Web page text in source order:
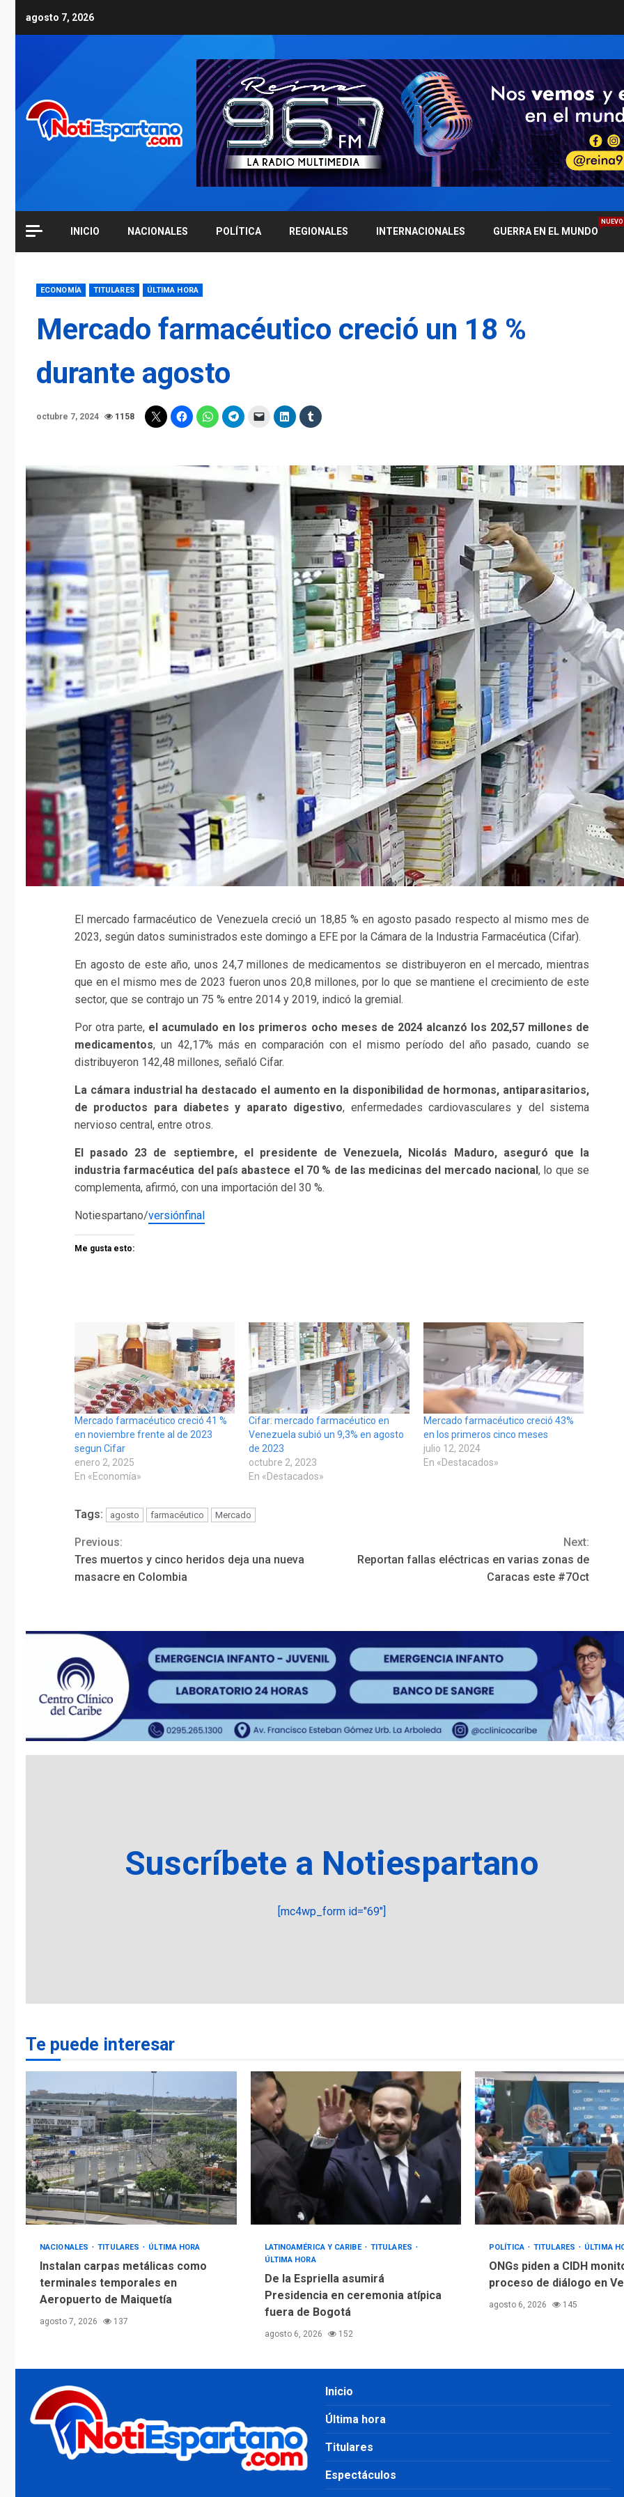
agosto 7, 2026
INICIO NACIONALES POLÍTICA REGIONALES INTERNACIONALES GUERRA EN EL MUNDO
NUEVO
ECONOMÍA TITULARES ÚLTIMA HORA
Mercado farmacéutico creció un 18 %
durante agosto
octubre 7, 2024 1158
El mercado farmacéutico de Venezuela creció un 18,85 % en agosto pasado respecto al mismo mes de
2023, según datos suministrados este domingo a EFE por la Cámara de la Industria Farmacéutica (Cifar).
En agosto de este año, unos 24,7 millones de medicamentos se distribuyeron en el mercado, mientras
que en el mismo mes de 2023 fueron unos 20,8 millones, por lo que se mantiene el crecimiento de este
sector, que se contrajo un 75 % entre 2014 y 2019, indicó la gremial.
Por otra parte, el acumulado en los primeros ocho meses de 2024 alcanzó los 202,57 millones de
medicamentos, un 42,17% más en comparación con el mismo período del año pasado, cuando se
distribuyeron 142,48 millones, señaló Cifar.
La cámara industrial ha destacado el aumento en la disponibilidad de hormonas, antiparasitarios,
de productos para diabetes y aparato digestivo, enfermedades cardiovasculares y del sistema
nervioso central, entre otros.
El pasado 23 de septiembre, el presidente de Venezuela, Nicolás Maduro, aseguró que la
industria farmacéutica del país abastece el 70 % de las medicinas del mercado nacional, lo que se
complementa, afirmó, con una importación del 30 %.
Notiespartano/versiónfinal
Me gusta esto:
Mercado farmacéutico creció 41 %
en noviembre frente al de 2023
segun Cifar
enero 2, 2025
En «Economía»
Cifar: mercado farmacéutico en
Venezuela subió un 9,3% en agosto
de 2023
octubre 2, 2023
En «Destacados»
Mercado farmacéutico creció 43%
en los primeros cinco meses
julio 12, 2024
En «Destacados»
Tags: agosto farmacéutico Mercado
Continue
Reading
Previous:
Tres muertos y cinco heridos deja una nueva
masacre en Colombia
Next:
Reportan fallas eléctricas en varias zonas de
Caracas este #7Oct
Suscríbete a Notiespartano
[mc4wp_form id="69"]
Te puede interesar
NACIONALES TITULARES ÚLTIMA HORA
Instalan carpas metálicas como
terminales temporales en
Aeropuerto de Maiquetía
agosto 7, 2026 137
LATINOAMÉRICA Y CARIBE
TITULARES
ÚLTIMA HORA
De la Espriella asumirá
Presidencia en ceremonia atípica
fuera de Bogotá
agosto 6, 2026 152
POLÍTICA TITULARES ÚLTIMA
ONGs piden a CIDH
proceso de diálogo en
agosto 6, 2026 145
Inicio
Última hora
Titulares
Espectáculos